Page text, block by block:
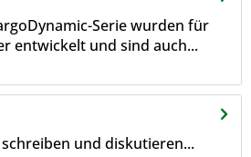
Serie wurden für
entwickelt und sind auch...
und diskutieren...